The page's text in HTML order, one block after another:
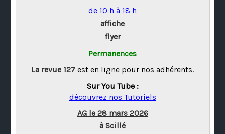
de 10 h à 18 h
affiche
flyer
Permanences
La revue 127 est en ligne pour nos adhérents.
Sur You Tube :
découvrez nos Tutoriels
AG le 28 mars 2026
à Scillé